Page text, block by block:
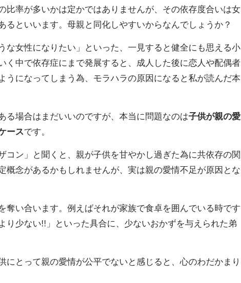
比率が多いかは定かではありませんが、その依存度合いは女
るといいます。母親と同化しやすいからなんでしょうか？
な女性になりたい」といった、一見すると健全にも思える小
く中で依存症にまで発展すると、成人した後に恋人や配偶者
うになってしまう為、モラハラの原因になると私が読んだ本
る場合はまだいいのですが、本当に問題なのは子供が親の愛
ースです。
コン」と聞くと、親が子供を甘やかし過ぎた為に共依存の関
概念があるかもしれませんが、実は親の愛情不足が原因とな
奪い合います。例えばそれが家族で食卓を囲んでいる時です
り少ない!!」といった具合に、少ないおかずを与えられた弟
にとって親の愛情が公平でないと感じると、心のわだかまり